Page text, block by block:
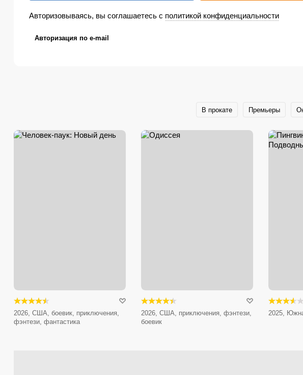
Авторизовываясь, вы соглашаетесь с политикой конфиденциальности
Авторизация по e-mail
В прокате Премьеры
2026, США, боевик, приключения,
фэнтези, фантастика
2026, США, приключения, фэнтези,
боевик
2025,